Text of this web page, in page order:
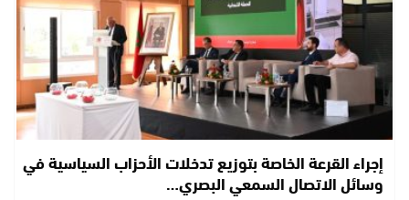
إجراء القرعة الخاصة بتوزيع تدخلات الأحزاب السياسية في
وسائل الاتصال السمعي البصري…